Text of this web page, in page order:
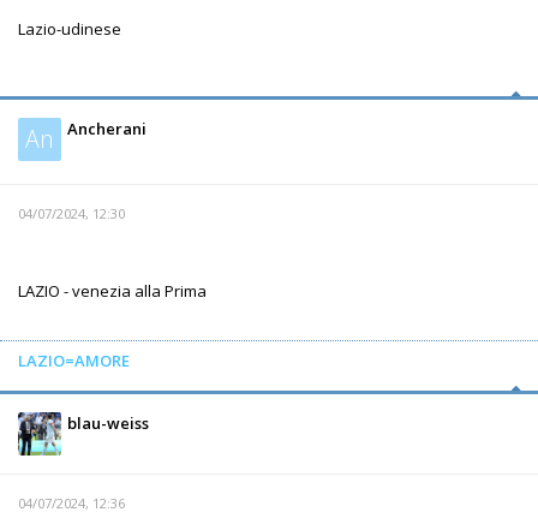
Lazio-udinese
An Ancherani
04/07/2024, 12:30
LAZIO - venezia alla Prima
LAZIO=AMORE
blau-weiss
04/07/2024, 12:36